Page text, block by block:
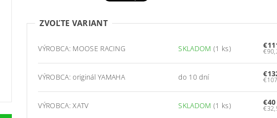
ZVOĽTE VARIANT
VÝROBCA: MOOSE RACING SKLADOM (1 ks)
VÝROBCA: originál YAMAHA do 10 dní
VÝROBCA: XATV SKLADOM (1 ks) €40